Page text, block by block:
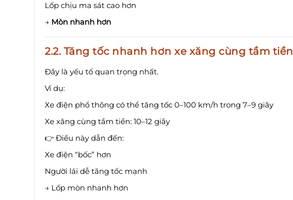
Lốp chịu ma sát cao hơn
→ Mòn nhanh hơn
2.2. Tăng tốc nhanh hơn xe xăng cùng tầm tiền
Đây là yếu tố quan trọng nhất.
Ví dụ:
Xe điện phổ thông có thể tăng tốc 0–100 km/h trong 7–9 giây
Xe xăng cùng tầm tiền: 10–12 giây
👉 Điều này dẫn đến:
Xe điện “bốc” hơn
Người lái dễ tăng tốc mạnh
→ Lốp mòn nhanh hơn